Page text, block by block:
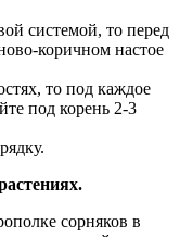
системой, то перед
коричном настое
то под каждое
под корень 2-3
сорняков в